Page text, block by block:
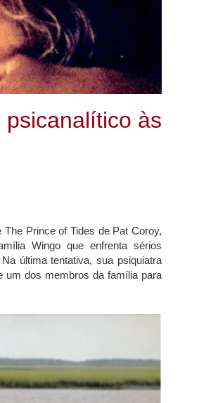
às
Prince of Tides de Pat Coroy,
Wingo que enfrenta sérios
última tentativa, sua psiquiatra
um dos membros da família para